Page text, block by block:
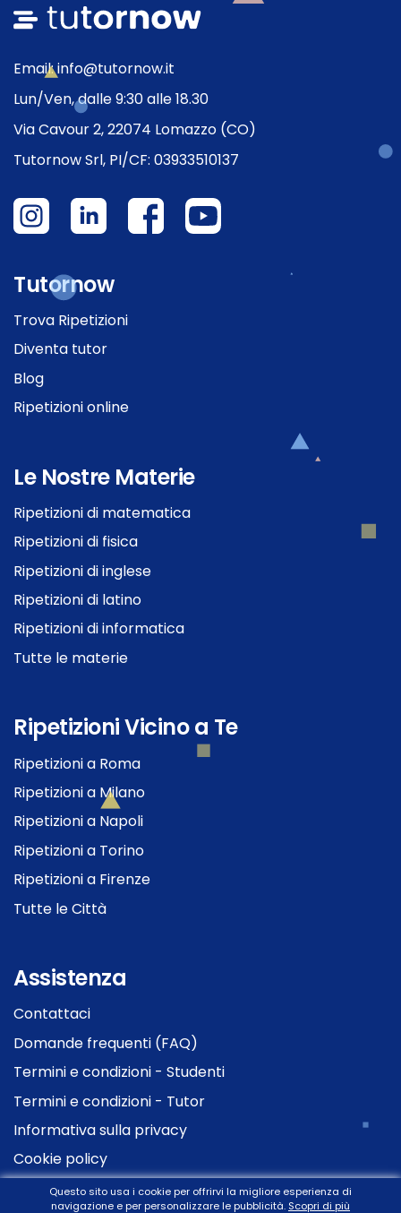
Email: info@tutornow.it
Lun/Ven, dalle 9:30 alle 18.30
Via Cavour 2, 22074 Lomazzo (CO)
Tutornow Srl, PI/CF: 03933510137
Tutornow
Trova Ripetizioni
Diventa tutor
Blog
Ripetizioni online
Le Nostre Materie
Ripetizioni di matematica
Ripetizioni di fisica
Ripetizioni di inglese
Ripetizioni di latino
Ripetizioni di informatica
Tutte le materie
Ripetizioni Vicino a Te
Ripetizioni a Roma
Ripetizioni a Milano
Ripetizioni a Napoli
Ripetizioni a Torino
Ripetizioni a Firenze
Tutte le Città
Assistenza
Contattaci
Domande frequenti (FAQ)
Termini e condizioni - Studenti
Termini e condizioni - Tutor
Informativa sulla privacy
Cookie policy
Questo sito usa i cookie per offrirvi la migliore esperienza di
navigazione e per personalizzare le pubblicità. Scopri di più